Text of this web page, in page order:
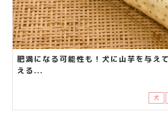
肥満になる可能性も！犬に山芋を与え
える...
犬